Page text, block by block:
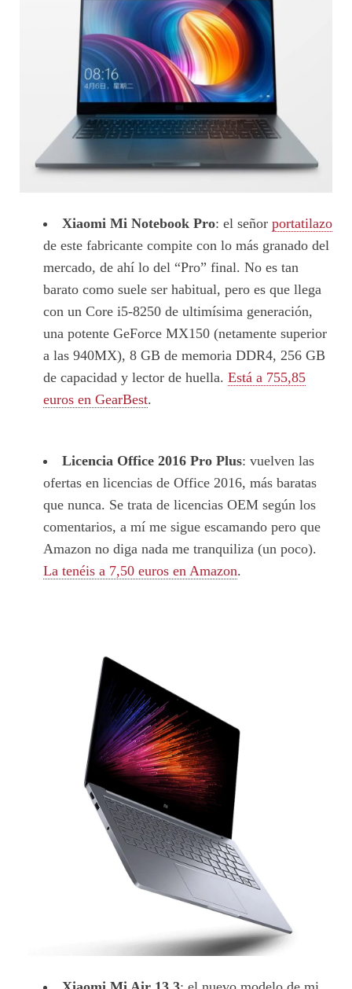
Xiaomi Mi Notebook Pro: el señor portatilazo
de este fabricante compite con lo más granado del
mercado, de ahí lo del “Pro” final. No es tan
barato como suele ser habitual, pero es que llega
con un Core i5-8250 de ultimísima generación,
una potente GeForce MX150 (netamente superior
a las 940MX), 8 GB de memoria DDR4, 256 GB
de capacidad y lector de huella. Está a 755,85
euros en GearBest.
Licencia Office 2016 Pro Plus: vuelven las
ofertas en licencias de Office 2016, más baratas
que nunca. Se trata de licencias OEM según los
comentarios, a mí me sigue escamando pero que
Amazon no diga nada me tranquiliza (un poco).
La tenéis a 7,50 euros en Amazon.